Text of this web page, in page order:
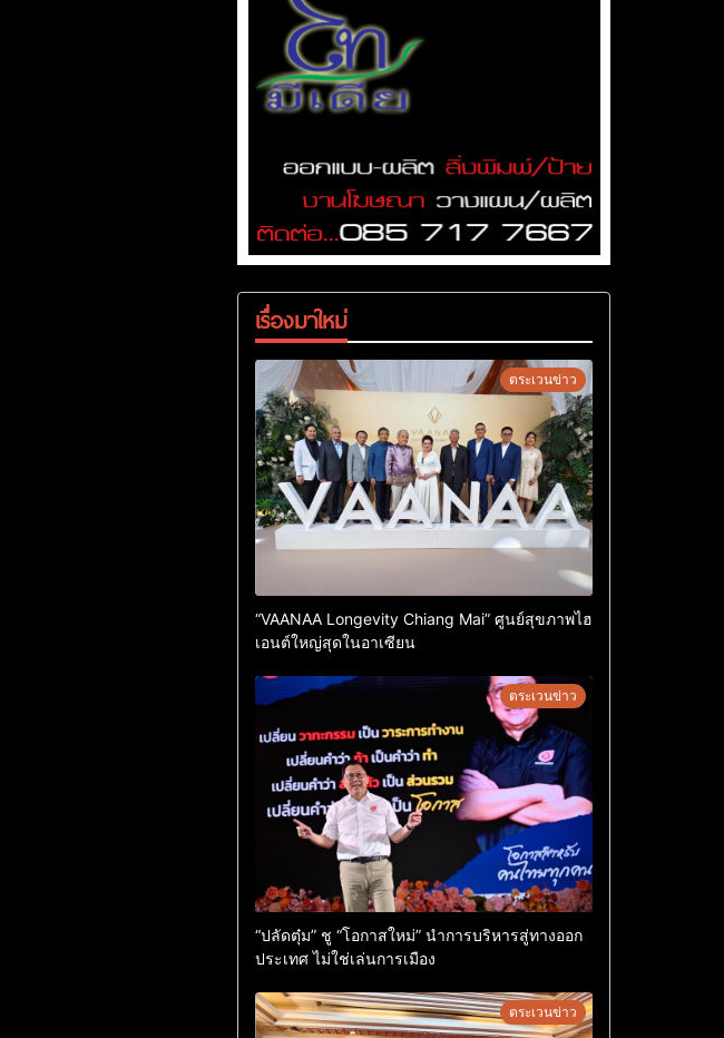
เรื่องมาใหม่
ตระเวนข่าว
“VAANAA Longevity Chiang Mai” ศูนย์สุขภาพไฮ
เอนต์ใหญ่สุดในอาเซียน
ตระเวนข่าว
“ปลัดตุ๋ม” ชู “โอกาสใหม่” นำการบริหารสู่ทางออก
ประเทศ ไม่ใช่เล่นการเมือง
ตระเวนข่าว